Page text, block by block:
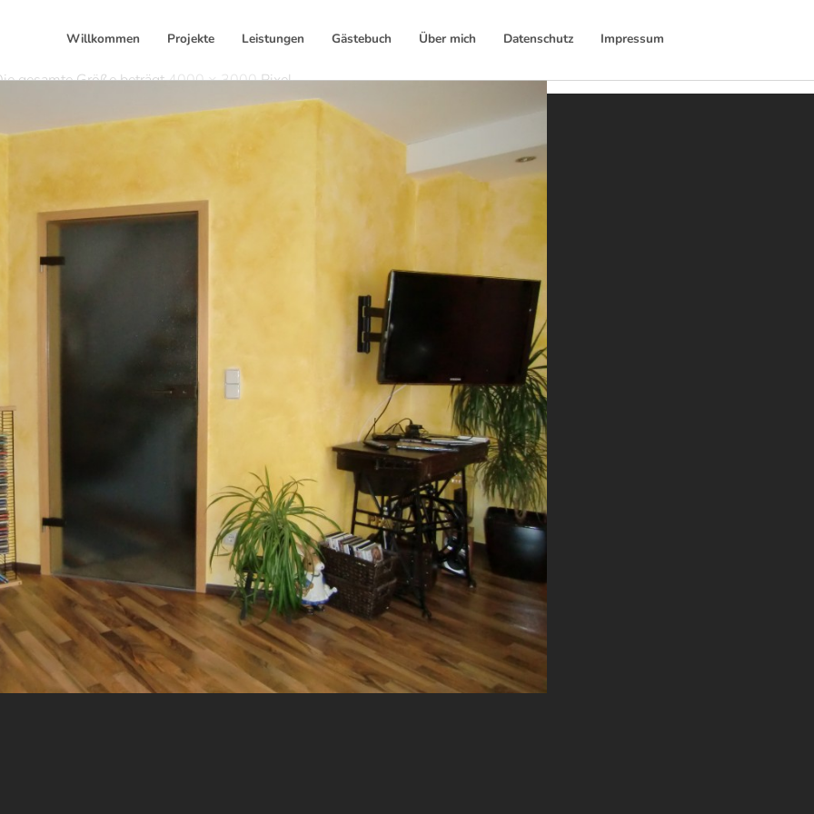
Willkommen Projekte Leistungen Gästebuch Über mich Datenschutz Impressum
gesamte Größe beträgt4000 × 3000Pixel
Telefon: 0911/790 31 37
E-mail: info@schenk-dir-farbe.de